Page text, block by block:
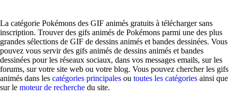
La catégorie Pokémons des GIF animés gratuits à télécharger sans
inscription. Trouver des gifs animés de Pokémons parmi une des plus
grandes sélections de GIF de dessins animés et bandes dessinées. Vous
pouvez vous servir des gifs animés de dessins animés et bandes
dessinées pour les réseaux sociaux, dans vos messages emails, sur les
forums, sur votre site web ou votre blog. Vous pouvez chercher les gifs
animés dans les catégories principales ou toutes les catégories ainsi que
sur le moteur de recherche du site.